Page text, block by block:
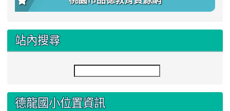
站內搜尋
德龍國小位置資訊